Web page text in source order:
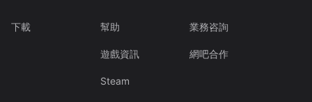
下載 幫助
遊戲資訊
Steam
業務咨詢
網吧合作